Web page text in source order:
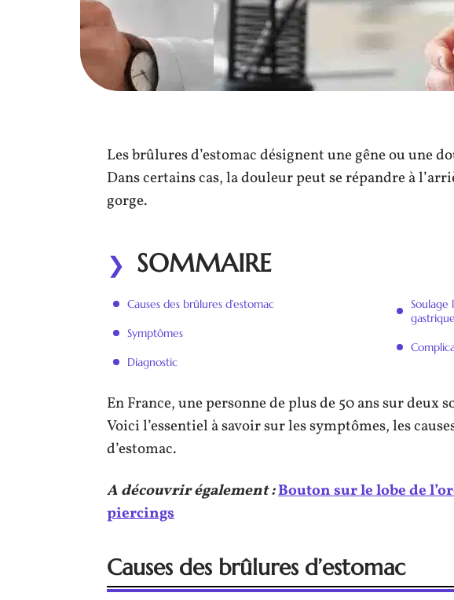
Les brûlures d’estomac désignent une gêne ou une
Dans certains cas, la douleur peut se répandre à
gorge.
SOMMAIRE
Causes des brûlures d’estomac
Symptômes
Diagnostic
Soulage
En France, une personne de plus de 50 ans sur deux
Voici l’essentiel à savoir sur les symptômes, les
d’estomac.
A découvrir également :Bouton sur le lobe de
piercings
Causes des brûlures d’estomac